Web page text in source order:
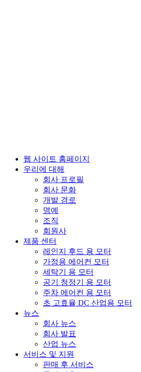
웹 사이트 홈페이지
우리에 대해
회사 프로필
회사 문화
개발 경로
명예
조직
회원사
제품 센터
레인지 후드 용 모터
가정용 에어컨 모터
세탁기 용 모터
공기 청정기 용 모터
주차 에어컨 용 모터
초 고효율 DC 산업용 모터
뉴스
회사 뉴스
회사 발표
산업 뉴스
서비스 및 지원
판매 후 서비스